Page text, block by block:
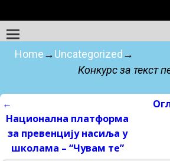
Home→Uncategorized →
Конкурс за текст
Post navigation
←
Национална платформа
за превенцију насиља у
школама – “Чувам те”